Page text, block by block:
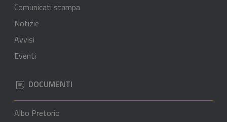
Comunicati stampa
Notizie
Avvisi
Eventi
DOCUMENTI
Albo Pretorio